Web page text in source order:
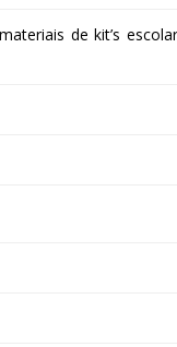
de kit’s